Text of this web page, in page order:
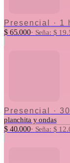
Presencial · 1
$ 65.000· Seña: $
Presencial ·
planchita y ondas
$ 40.000· Seña: $